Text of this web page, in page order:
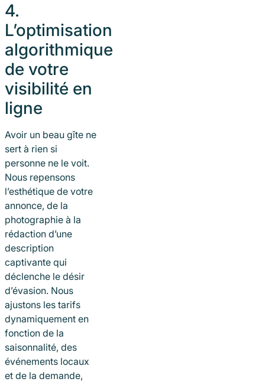
4.
L’optimisation
algorithmique
de votre
visibilité en
ligne
Avoir un beau gîte ne
sert à rien si
personne ne le voit.
Nous repensons
l’esthétique de votre
annonce, de la
photographie à la
rédaction d’une
description
captivante qui
déclenche le désir
d’évasion. Nous
ajustons les tarifs
dynamiquement en
fonction de la
saisonnalité, des
événements locaux
et de la demande,